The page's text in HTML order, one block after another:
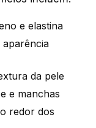
e elastina
aparência
da pele
e manchas
redor dos